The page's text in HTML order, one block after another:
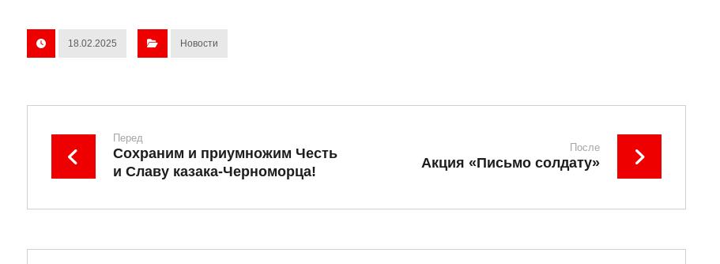
18.02.2025 Новости
Перед
Сохраним и приумножим Честь
и Славу казака-Черноморца!
После
Акция «Письмо солдату»